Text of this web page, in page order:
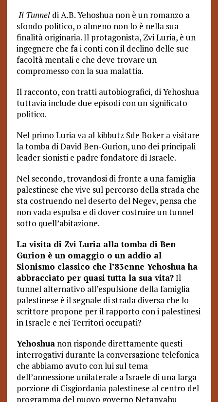
Il Tunneldi A.B. Yehoshua non è un romanzo a
sfondo politico, o almeno non lo è nella sua
finalità originaria. Il protagonista, Zvi Luria, è un
ingegnere che fa i conti con il declino delle sue
facoltà mentali e che deve trovare un
compromesso con la sua malattia.
Il racconto, con tratti autobiografici, di Yehoshua
tuttavia include due episodi con un significato
politico.
Nel primo Luria va al kibbutz Sde Boker a visitare
la tomba di David Ben-Gurion, uno dei principali
leader sionisti e padre fondatore di Israele.
Nel secondo, trovandosi di fronte a una famiglia
palestinese che vive sul percorso della strada che
sta costruendo nel deserto del Negev, pensa che
non vada espulsa e di dover costruire un tunnel
sotto quell’abitazione.
La visita di Zvi Luria alla tomba di Ben
Gurion è un omaggio o un addio al
Sionismo classico che l’83enne Yehoshua ha
abbracciato per quasi tutta la sua vita?Il
tunnel alternativo all’espulsione della famiglia
palestinese è il segnale di strada diversa che lo
scrittore propone per il rapporto con i palestinesi
in Israele e nei Territori occupati?
Yehoshuanon risponde direttamente questi
interrogativi durante la conversazione telefonica
che abbiamo avuto con lui sul tema
dell’annessione unilaterale a Israele di una larga
porzione di Cisgiordania palestinese al centro del
programma del nuovo governo Netanyahu